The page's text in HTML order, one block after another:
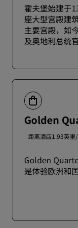
霍夫堡始建于
座大型宫殿建
主要宫殿，如
及奥地利总统
Golden
距离酒店1.93英里
Golden
是体验欧洲和